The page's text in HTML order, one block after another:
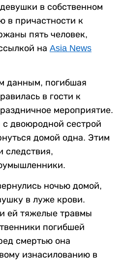
в собственном
в причастности к
пять человек,
на Asia News
данным, погибшая
в гости к
мероприятие.
двоюродной сестрой
домой одна. Этим
следствия,
ночью домой,
в луже крови.
ей тяжелые травмы
погибшей
смертью она
изнасилованию в